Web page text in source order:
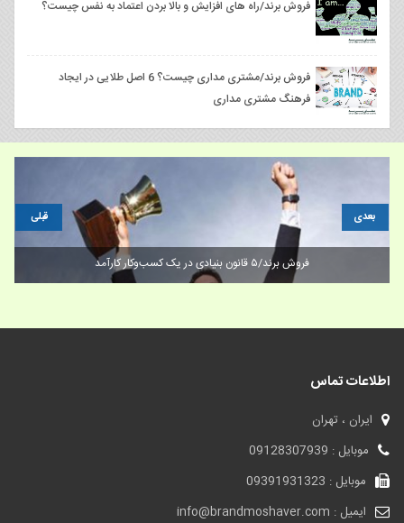
فروش برند/راه های افزایش و بالا بردن اعتماد به نفس چیست؟
فروش برند/مشتری مداری چیست؟ 6 اصل طلایی در ایجاد
فرهنگ مشتری مداری
دلایل اهمیت برندینگ آنلاین (دیجیتال برندینگ) _فروش برند
قبلی بعدی
اطلاعات تماس
ایران ، تهران
موبایل : 09128307939
موبایل : 09391931323
ایمیل : info@brandmoshaver.com